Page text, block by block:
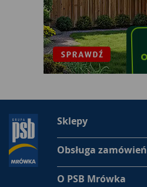
Sklepy
Obsługa zamówień
O PSB Mrówka